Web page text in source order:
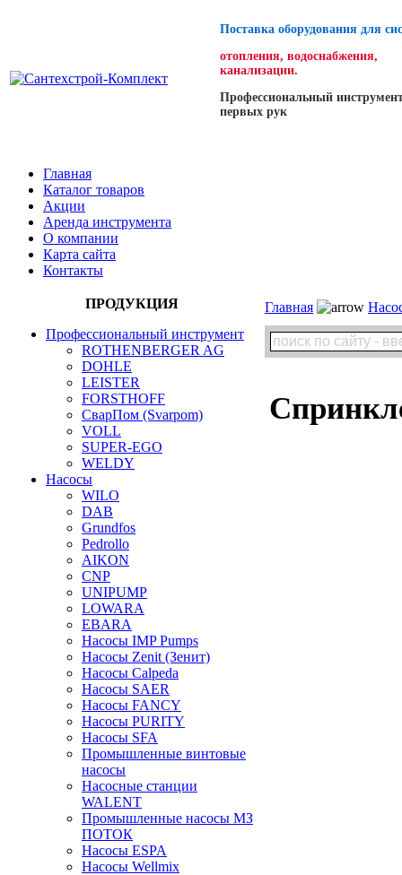
Поставка оборудования для
отопления, водоснабжения,
канализации.
Профессиональный
первых рук
Главная
Каталог товаров
Акции
Аренда инструмента
О компании
Карта сайта
Контакты
ПРОДУКЦИЯ
Профессиональный инструмент
ROTHENBERGER AG
DOHLE
LEISTER
FORSTHOFF
СварПом (Svarpom)
VOLL
SUPER-EGO
WELDY
Насосы
WILO
DAB
Grundfos
Pedrollo
AIKON
CNP
UNIPUMP
LOWARA
EBARA
Насосы IMP Pumps
Насосы Zenit (Зенит)
Насосы Calpeda
Насосы SAER
Насосы FANCY
Насосы PURITY
Насосы SFA
Промышленные винтовые
насосы
Насосные станции
WALENT
Промышленные насосы МЗ
ПОТОК
Насосы ESPA
Насосы Wellmix
Главная